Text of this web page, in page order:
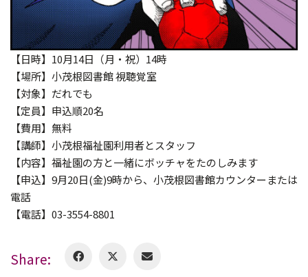
【日時】10月14日（月・祝）14時
【場所】小茂根図書館 視聴覚室
【対象】だれでも
【定員】申込順20名
【費用】無料
【講師】小茂根福祉園利用者とスタッフ
【内容】福祉園の方と一緒にボッチャをたのしみます
【申込】9月20日(金)9時から、小茂根図書館カウンターまたは
電話
【電話】03-3554-8801
Share: